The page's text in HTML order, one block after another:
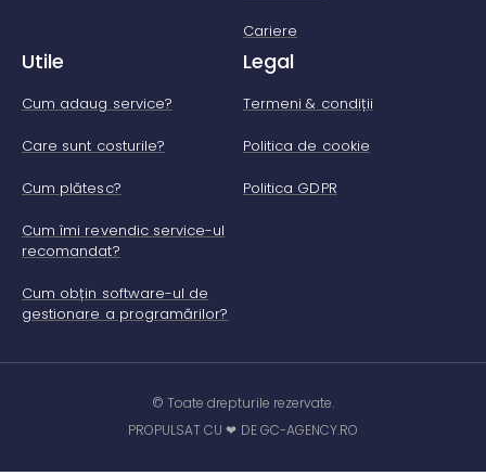
Cariere
Utile
Cum adaug service?
Care sunt costurile?
Cum plătesc?
Cum îmi revendic service-ul
recomandat?
Cum obțin software-ul de
gestionare a programărilor?
Legal
Termeni & condiții
Politica de cookie
Politica GDPR
© Toate drepturile rezervate.
PROPULSAT CU ❤ DE GC-AGENCY.RO